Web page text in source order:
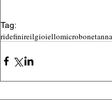
Tag:
ridefinireilgioiellomicrobonet